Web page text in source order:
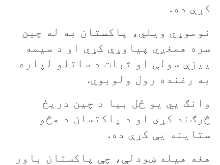
کړې ده.
نوموړي ويلي، پاکستان به له چين
سره همغږي پياوړې کړي او د سيمه
ييزې سولې او ثبات د ساتلو لپاره
به رغنده رول ولوبوي.
وانګ يي يو ځل بيا د چين دريځ
څرګند کړی او د پاکتسان د هڅو
ستاينه يې کړې ده.
هغه هيله ښودلې، چې پاکستان باور